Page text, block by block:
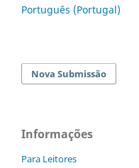
Português (Portugal)
Nova Submissão
Informações
Para Leitores